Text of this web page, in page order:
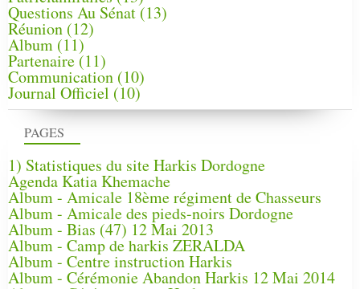
PAGES
1) Statistiques du site Harkis Dordogne
Agenda Katia Khemache
Album - Amicale 18ème régiment de Chasseurs
Album - Amicale des pieds-noirs Dordogne
Album - Bias (47) 12 Mai 2013
Album - Camp de harkis ZERALDA
Album - Centre instruction Harkis
Album - Cérémonie Abandon Harkis 12 Mai 2014
Questions Au Sénat(13)
Réunion (12)
Album (11)
Partenaire(11)
Communication (10)
Journal Officiel (10)